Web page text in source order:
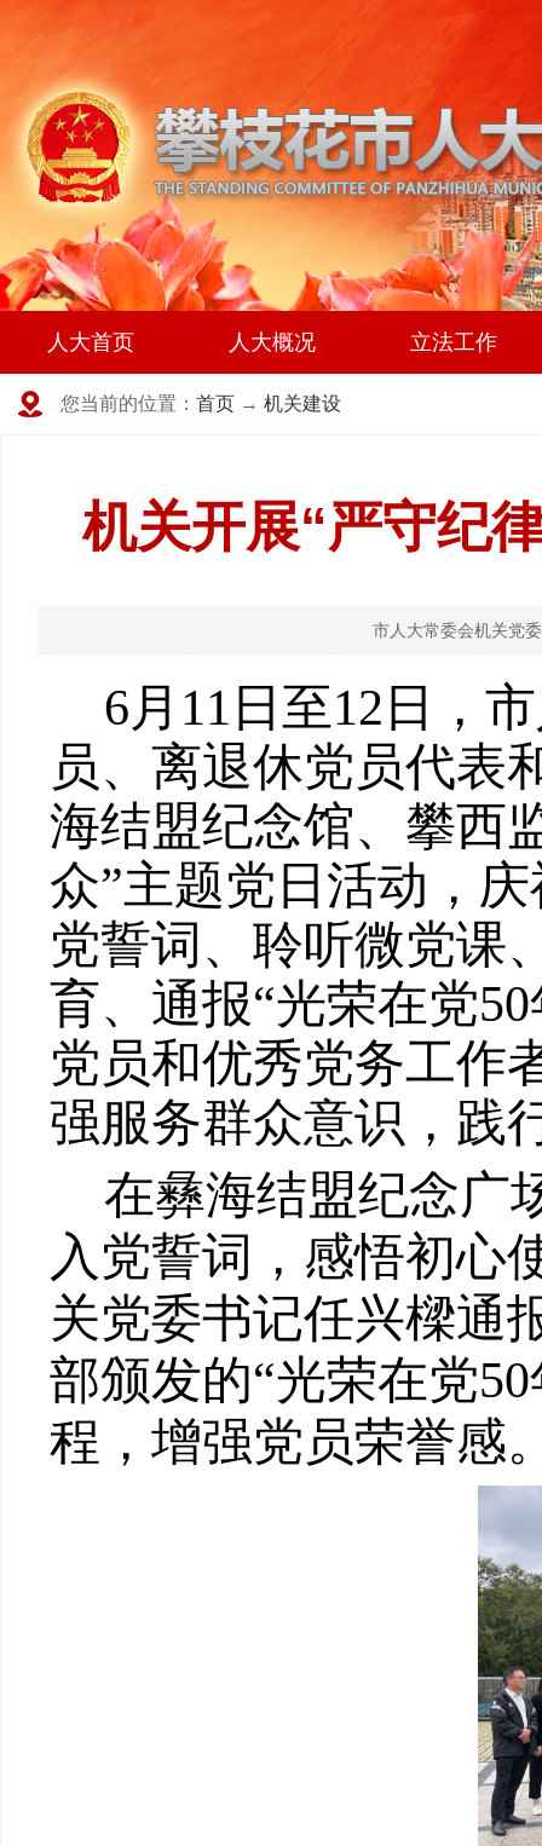
人大首页 人大概况 立法工作
您当前的位置： 首页 → 机关建设
机关开展“严守纪
市人大常委会机关党委
6月 11 日至12 日，
员、离退休党员代表
海结盟纪念馆、攀西
众”主题党日活动，
党誓词、聆听微党课
育、通报“光荣在党50
党员和优秀党务工作
强服务群众意识，践
在彝海结盟纪念广
入党誓词，感悟初心
关党委书记任兴樑通
部颁发的“光荣在党50
程，增强党员荣誉感